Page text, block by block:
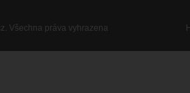
Všechna práva vyhrazena